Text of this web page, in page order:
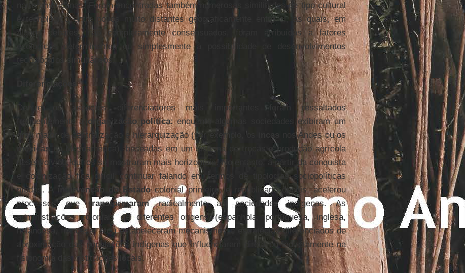
norte-americanas. Foram encontradas também numerosas similitudes de tipo cultural
e tecnológico entre povos muito distantes geograficamente entre si, as quais, em
alguns debates, não completamente consensuados, foram atribuídas a fatores
ecológicos determinantes ou simplesmente à possibilidade de desenvolvimentos
tecnológicos simultâneos.
Diferenciações
Dentre os aspectos diferenciadores mais importantes foram ressaltados
frequentemente a organização política: enquanto algumas sociedades exibiram um
grau maior de centralização e hierarquização (por exemplo, os
incas
nos Andes ou os
mexicas na Mesoamérica), baseadas em um sistema de trocas e produção agrícola
desenvolvido, outros se mostraram mais horizontais. No entanto, a partir da conquista
e colonização fica difícil continuar falando em termos de tipologias sociopolíticas
nítidas. A intervenção do Estadocolonial primeiro, e republicano depois, acelerou
processos quetransformaramradicalmente as sociedades indígenas. As
administrações coloniais de diferentes origens (espanhola, portuguesa, inglesa,
holandesa, francesa, etc.) estabeleceram mecanismos e estratégias diferenciados de
aproximação das populações indígenas que influenciaram direta ou indiretamente na
fisionomia das instituições locais.